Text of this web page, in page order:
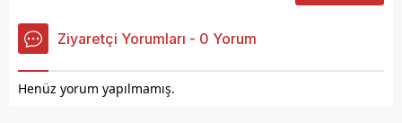
Ziyaretçi Yorumları - 0 Yorum
Henüz yorum yapılmamış.